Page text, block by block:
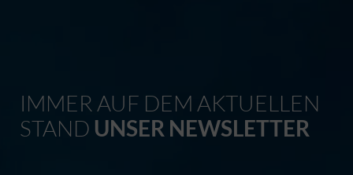
IMMER AUF DEM AKTUELLEN
STAND UNSER NEWSLETTER